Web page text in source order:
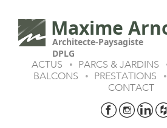
Maxime
Architecte-Paysagiste
DPLG
ACTUS
• PARCS & JARDINS
BALCONS
• PRESTATIONS •
CONTACT